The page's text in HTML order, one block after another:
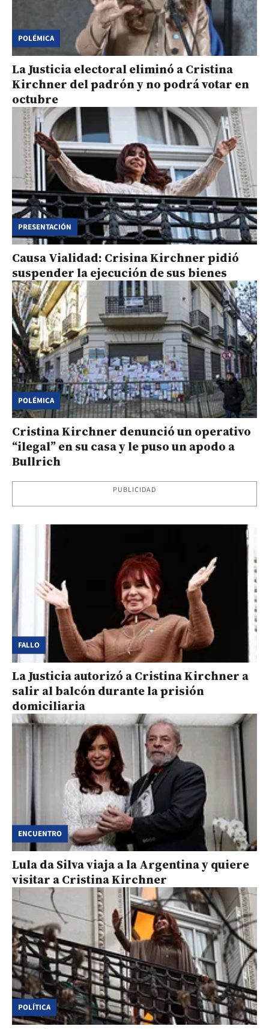
POLÉMICA
La Justicia electoral eliminó a Cristina
Kirchner del padrón y no podrá votar en
octubre
PRESENTACIÓN
Causa Vialidad: Crisina Kirchner pidió
suspender la ejecución de sus bienes
POLÉMICA
Cristina Kirchner denunció un operativo
“ilegal” en su casa y le puso un apodo a
Bullrich
PUBLICIDAD
FALLO
La Justicia autorizó a Cristina Kirchner a
salir al balcón durante la prisión
domiciliaria
ENCUENTRO
Lula da Silva viaja a la Argentina y quiere
visitar a Cristina Kirchner
POLÍTICA